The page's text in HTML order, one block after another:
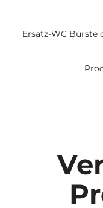
Ersatz-WC Bürste